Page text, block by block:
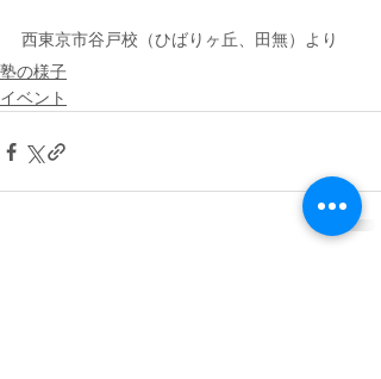
西東京市谷戸校（ひばりヶ丘、田無）より
塾の様子
イベント